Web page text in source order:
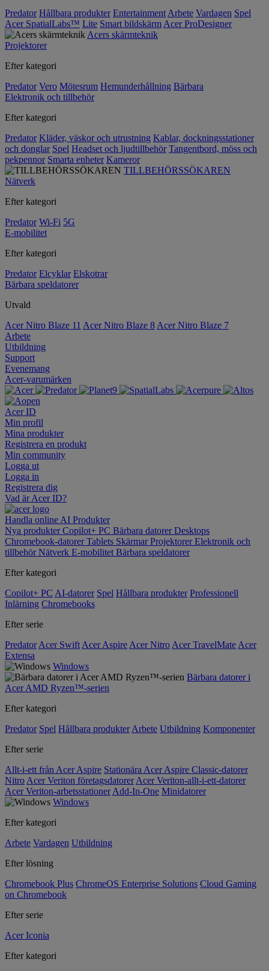
Predator Hållbara produkter Entertainment Arbete Vardagen Spel
Acer SpatialLabs™ Lite Smart bildskärm Acer ProDesigner
Acers skärmteknik
Projektorer
Efter kategori
Predator Vero Mötesrum Hemunderhållning Bärbara
Elektronik och tillbehör
Efter kategori
Predator Kläder, väskor och utrustning Kablar, dockningsstationer
och donglar Spel Headset och ljudtillbehör Tangentbord, möss och
pekpennor Smarta enheter Kameror
TILLBEHÖRSSÖKAREN
Nätverk
Efter kategori
Predator Wi-Fi 5G
E-mobilitet
Efter kategori
Predator Elcyklar Elskotrar
Bärbara speldatorer
Utvald
Acer Nitro Blaze 11 Acer Nitro Blaze 8 Acer Nitro Blaze 7
Arbete
Utbildning
Support
Evenemang
Acer-varumärken
Acer ID
Min profil
Mina produkter
Registrera en produkt
Min community
Logga ut
Logga in
Registrera dig
Vad är Acer ID?
Handla online AI Produkter
Nya produkterCopilot+ PC Bärbara datorerDesktops
Chromebook-datorerTablets SkärmarProjektorerElektronik och
tillbehörNätverk E-mobilitet Bärbara speldatorer
Efter kategori
Copilot+ PC AI-datorer Spel Hållbara produkter Professionell
Inlärning Chromebooks
Efter serie
Predator Acer Swift Acer Aspire Acer Nitro Acer TravelMate Acer
Extensa
Windows
Bärbara datorer i
Acer AMD Ryzen™-serien
Efter kategori
Predator Spel Hållbara produkter Arbete Utbildning Komponenter
Efter serie
Allt-i-ett från Acer Aspire Stationära Acer Aspire Classic-datorer
Nitro Acer Veriton företagsdatorer Acer Veriton-allt-i-ett-datorer
Acer Veriton-arbetsstationer Add-In-One Minidatorer
Windows
Efter kategori
Arbete Vardagen Utbildning
Efter lösning
Chromebook Plus ChromeOS Enterprise Solutions Cloud Gaming
on Chromebook
Efter serie
Acer Iconia
Efter kategori